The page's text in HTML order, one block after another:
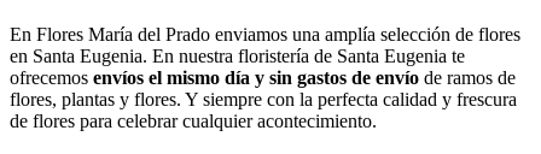
En Flores María del Prado enviamos una amplía selección de flores
en Santa Eugenia. En nuestra floristería de Santa Eugenia te
ofrecemos envíos el mismo día y sin gastos de envío de ramos de
flores, plantas y flores. Y siempre con la perfecta calidad y frescura
de flores para celebrar cualquier acontecimiento.